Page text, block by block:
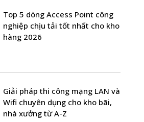
Top 5 dòng Access Point công
nghiệp chịu tải tốt nhất cho kho
hàng 2026
Giải pháp thi công mạng LAN và
Wifi chuyên dụng cho kho bãi,
nhà xưởng từ A-Z